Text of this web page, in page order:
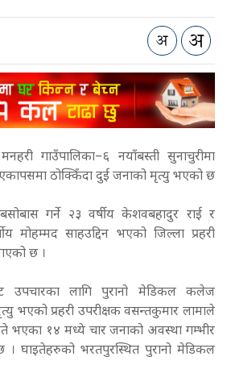
गाउँपालिका–६ नयाँबस्ती सुनाचुरीमा
एकापसमा ठोक्किँदा दुई जनाको मृत्यु भएको छ
बसोबास गर्ने २३ वर्षीय केशवबहादुर राई र
मोहम्मद साहउद्दिन भएको जिल्ला प्रहरी
छ ।
उपचारका लागि पुरानो मेडिकल कलेज
भएको प्रहरी उपरीक्षक वसन्तकुमार लामाले
भएका १४ मध्ये चार जनाको अवस्था गम्भीर
। घाइतेहरुको भरतपुरस्थित पुरानो मेडिकल